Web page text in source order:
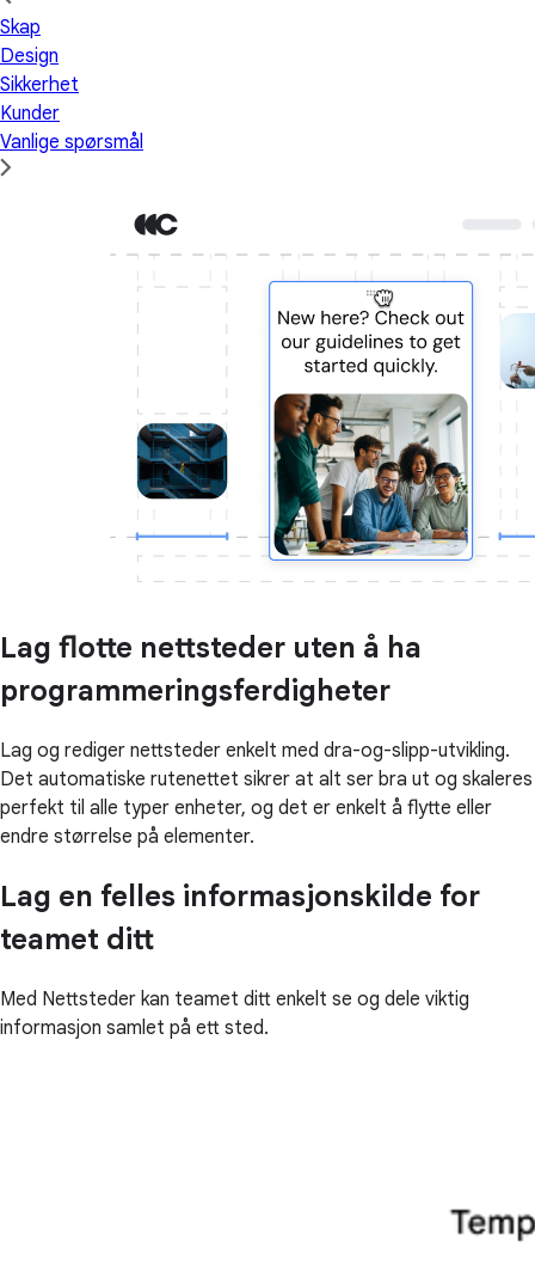
Skap
Design
Sikkerhet
Kunder
Vanlige spørsmål
Lag flotte nettsteder uten å ha
programmeringsferdigheter
Lag og rediger nettsteder enkelt med dra-og-slipp-utvikling.
Det automatiske rutenettet sikrer at alt ser bra ut og skaleres
perfekt til alle typer enheter, og det er enkelt å flytte eller
endre størrelse på elementer.
Lag en felles informasjonskilde for
teamet ditt
Med Nettsteder kan teamet ditt enkelt se og dele viktig
informasjon samlet på ett sted.